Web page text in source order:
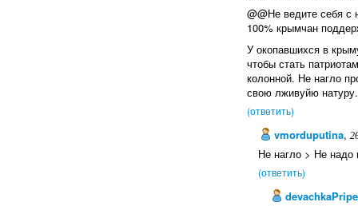
@@Не ведите себя с
100% крымчан
У окопавшихся в
чтобы стать
колонной. Не нагло
свою лживуйю натуру.
(ответить)
vmorduputina,
Не нагло > Не надо
(ответить)